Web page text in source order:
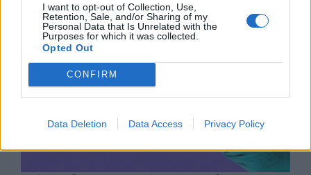
I want to opt-out of Collection, Use,
Retention, Sale, and/or Sharing of my
Personal Data that Is Unrelated with the
Purposes for which it was collected.
Opted Out
CONFIRM
Data Deletion Data Access Privacy Policy